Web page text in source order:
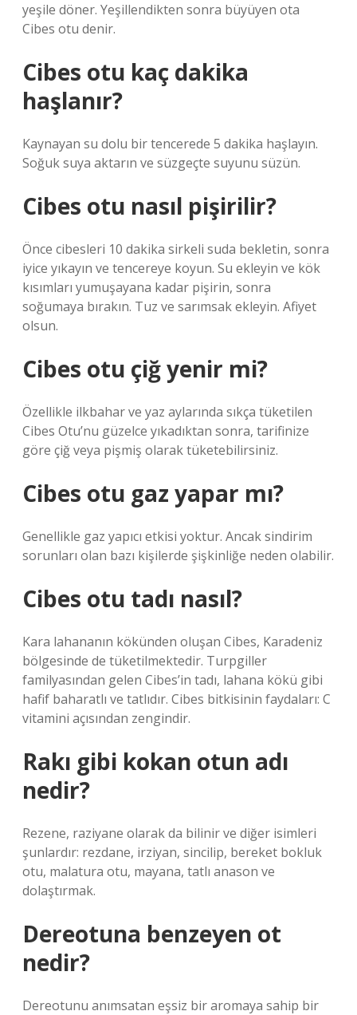
yeşile döner. Yeşillendikten sonra büyüyen ota
Cibes otu denir.
Cibes otu kaç dakika
haşlanır?
Kaynayan su dolu bir tencerede 5 dakika haşlayın.
Soğuk suya aktarın ve süzgeçte suyunu süzün.
Cibes otu nasıl pişirilir?
Önce cibesleri 10 dakika sirkeli suda bekletin, sonra
iyice yıkayın ve tencereye koyun. Su ekleyin ve kök
kısımları yumuşayana kadar pişirin, sonra
soğumaya bırakın. Tuz ve sarımsak ekleyin. Afiyet
olsun.
Cibes otu çiğ yenir mi?
Özellikle ilkbahar ve yaz aylarında sıkça tüketilen
Cibes Otu’nu güzelce yıkadıktan sonra, tarifinize
göre çiğ veya pişmiş olarak tüketebilirsiniz.
Cibes otu gaz yapar mı?
Genellikle gaz yapıcı etkisi yoktur. Ancak sindirim
sorunları olan bazı kişilerde şişkinliğe neden olabilir.
Cibes otu tadı nasıl?
Kara lahananın kökünden oluşan Cibes, Karadeniz
bölgesinde de tüketilmektedir. Turpgiller
familyasından gelen Cibes’in tadı, lahana kökü gibi
hafif baharatlı ve tatlıdır. Cibes bitkisinin faydaları: C
vitamini açısından zengindir.
Rakı gibi kokan otun adı
nedir?
Rezene, raziyane olarak da bilinir ve diğer isimleri
şunlardır: rezdane, irziyan, sincilip, bereket bokluk
otu, malatura otu, mayana, tatlı anason ve
dolaştırmak.
Dereotuna benzeyen ot
nedir?
Dereotunu anımsatan eşsiz bir aromaya sahip bir